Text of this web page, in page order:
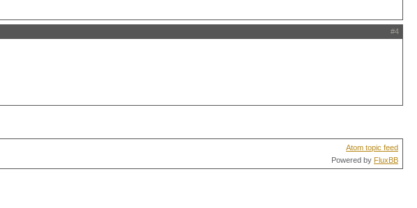
#4
Atom topic feed
Powered by FluxBB